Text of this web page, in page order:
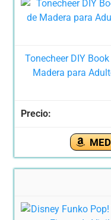
Tonecheer DIY
Madera para